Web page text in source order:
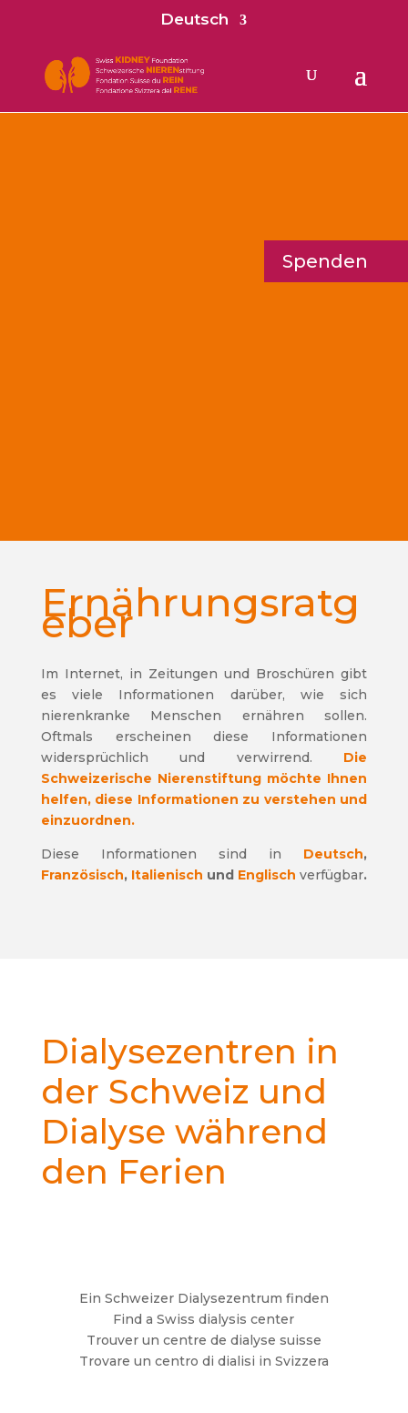
Deutsch
Spenden
Ernährungsratg
eber
Im Internet, in Zeitungen und Broschüren gibt
es viele Informationen darüber, wie sich
nierenkranke Menschen ernähren sollen.
Oftmals erscheinen diese Informationen
widersprüchlich und verwirrend. Die
Schweizerische Nierenstiftung möchte Ihnen
helfen, diese Informationen zu verstehen und
einzuordnen.
Diese Informationen sind in Deutsch,
Französisch, Italienisch und Englisch verfügbar.
Dialysezentren in
der Schweiz und
Dialyse während
den Ferien
Ein Schweizer Dialysezentrum finden
Find a Swiss dialysis center
Trouver un centre de dialyse suisse
Trovare un centro di dialisi in Svizzera